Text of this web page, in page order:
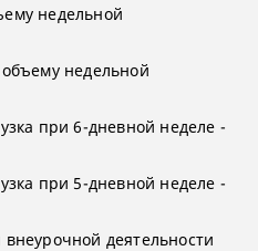
недельной
недельной
при 6-дневной неделе -
при 5-дневной неделе -
деятельности